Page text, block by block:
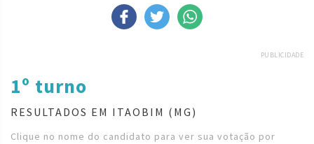
PUBLICIDADE
1º turno
RESULTADOS EM ITAOBIM (MG)
Clique no nome do candidato para ver sua votação por